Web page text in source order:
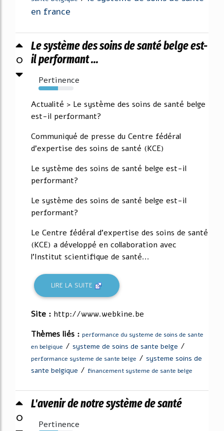
en france
0
Le système des soins de santé belge est-
il performant ...
Pertinence
55%
Actualité > Le système des soins de santé belge
est-il performant?
Communiqué de presse du Centre fédéral
d'expertise des soins de santé (KCE)
Le système des soins de santé belge est-il
performant?
Le système des soins de santé belge est-il
performant?
Le Centre fédéral d'expertise des soins de santé
(KCE) a développé en collaboration avec
l'Institut scientifique de santé...
LIRE LA SUITE
Site : http://www.webkine.be
Thèmes liés : performance du systeme de soins de sante
en belgique / systeme de soins de sante belge /
performance systeme de sante belge / systeme soins de
sante belgique / financement systeme de sante belge
0
L'avenir de notre système de santé
Pertinence